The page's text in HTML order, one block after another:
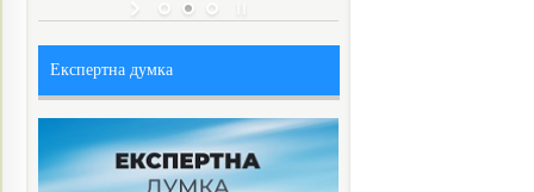
Експертна думка